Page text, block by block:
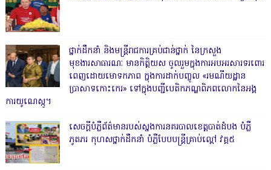
ថ្នាក់ដឹកនាំ និងមន្ត្រីរាជការគ្រប់ជាន់ថ្នាក់ នៃក្រសួង
មុខងារសាធារណៈ មានកិត្តិយស ចូលរួមក្នុងការអបអរសារទរពោរ
ពេញដោយមោទកភាព ក្នុងការដាក់បញ្ចូល «រមណីយដ្ឋាន
ប្រាសាទកោះកេរ» ទៅក្នុងបញ្ជីបេតិកភណ្ឌពិភពលោកនៃអង្គ
ការយូណេស្កូ។
សេចក្តីបំភ្លឺព័ត៌មានរបស់ស្នងការនគរបាលខេត្តបាត់ដំបង បំភ្លឺ
ភូតភរ កុហសថ្នាក់ដឹកនាំ បំភ្លឺបែបបន្ត្រីគ្រាប់ល្ពៅ វគ្គ៥